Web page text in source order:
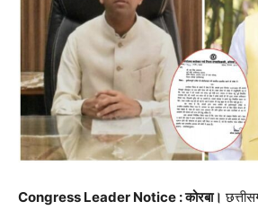
Congress Leader Notice : कोरबा।